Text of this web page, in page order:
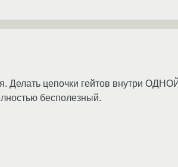
Делать цепочки гейтов внутри
бесполезный.